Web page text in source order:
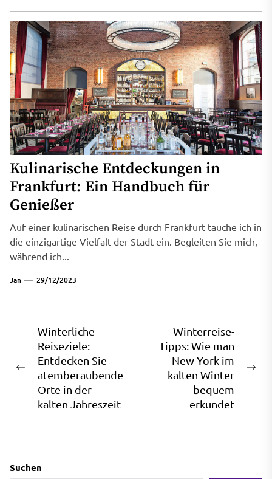
Kulinarische Entdeckungen in
Frankfurt: Ein Handbuch für
Genießer
Auf einer kulinarischen Reise durch Frankfurt tauche ich in
die einzigartige Vielfalt der Stadt ein. Begleiten Sie mich,
während ich...
Jan 29/12/2023
Beitragsnavigation
Previous
post:
Winterliche
Reiseziele:
Entdecken Sie
atemberaubende
Orte in der
kalten Jahreszeit
Winterreise-
Tipps: Wie man
New York im
kalten Winter
bequem
erkundet
Suchen